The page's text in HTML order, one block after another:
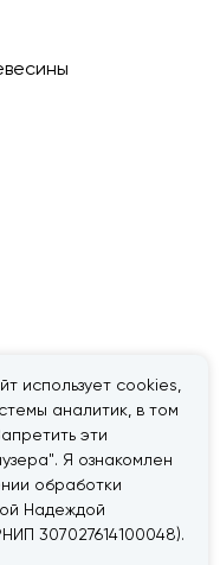
использует cookies,
аналитик, в том
эти
Я ознакомлен
обработки
Надеждой
307027614100048).